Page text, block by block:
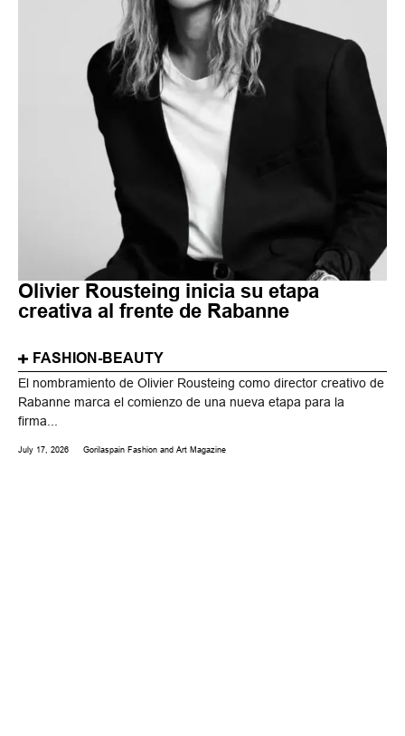
Olivier Rousteing inicia su etapa
creativa al frente de Rabanne
FASHION-BEAUTY
El nombramiento de Olivier Rousteing como director creativo de
Rabanne marca el comienzo de una nueva etapa para la
firma...
July 17, 2026 Gorilaspain Fashion and Art Magazine